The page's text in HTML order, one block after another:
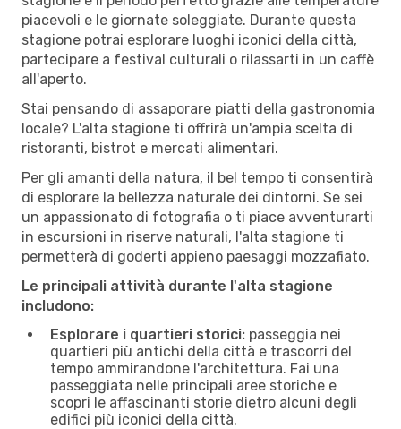
piacevoli e le giornate soleggiate. Durante questa
stagione potrai esplorare luoghi iconici della città,
partecipare a festival culturali o rilassarti in un caffè
all'aperto.
Stai pensando di assaporare piatti della gastronomia
locale? L'alta stagione ti offrirà un'ampia scelta di
ristoranti, bistrot e mercati alimentari.
Per gli amanti della natura, il bel tempo ti consentirà
di esplorare la bellezza naturale dei dintorni. Se sei
un appassionato di fotografia o ti piace avventurarti
in escursioni in riserve naturali, l'alta stagione ti
permetterà di goderti appieno paesaggi mozzafiato.
Le principali attività durante l'alta stagione
includono:
Esplorare i quartieri storici: passeggia nei
quartieri più antichi della città e trascorri del
tempo ammirandone l'architettura. Fai una
passeggiata nelle principali aree storiche e
scopri le affascinanti storie dietro alcuni degli
edifici più iconici della città.